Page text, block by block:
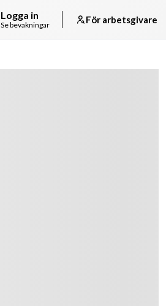
Logga in
Se bevakningar För arbetsgivare